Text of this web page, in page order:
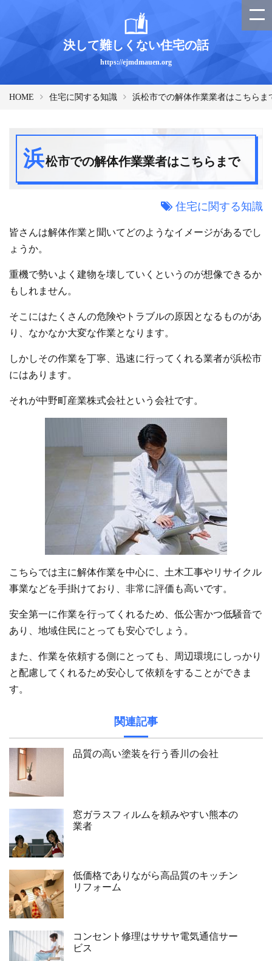
決して難しくない住宅の話
https://ejmdmauen.org
HOME 住宅に関する知識 浜松市での解体作業業者はこちらま
浜松市での解体作業業者はこちらまで
住宅に関する知識
皆さんは解体作業と聞いてどのようなイメージがあるでし
ょうか。
重機で勢いよく建物を壊していくというのが想像できるか
もしれません。
そこにはたくさんの危険やトラブルの原因となるものがあ
り、なかなか大変な作業となります。
しかしその作業を丁寧、迅速に行ってくれる業者が浜松市
にはあります。
それが中野町産業株式会社という会社です。
こちらでは主に解体作業を中心に、土木工事やリサイクル
事業などを手掛けており、非常に評価も高いです。
安全第一に作業を行ってくれるため、低公害かつ低騒音で
あり、地域住民にとっても安心でしょう。
また、作業を依頼する側にとっても、周辺環境にしっかり
と配慮してくれるため安心して依頼をすることができま
す。
関連記事
品質の高い塗装を行う香川の会社
窓ガラスフィルムを頼みやすい熊本の
業者
低価格でありながら高品質のキッチン
リフォーム
コンセント修理はササヤ電気通信サー
ビス